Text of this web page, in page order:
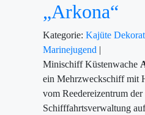
„Arkona“
Kategorie: Kajüte
Marinejugend |
Minischiff Küstenwache
ein Mehrzweckschiff mit
vom Reedereizentrum der
Schifffahrtsverwaltung